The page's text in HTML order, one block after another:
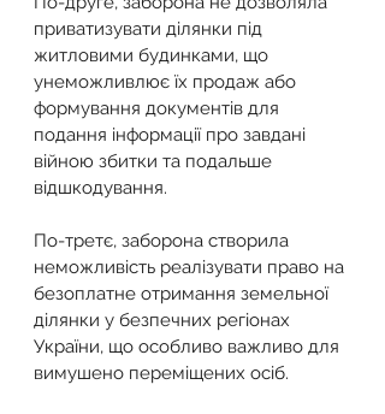
приватизувати ділянки під
житловими будинками, що
унеможливлює їх продаж або
формування документів для
подання інформації про завдані
війною збитки та подальше
відшкодування.
По-третє, заборона створила
неможливість реалізувати право на
безоплатне отримання земельної
ділянки у безпечних регіонах
України, що особливо важливо для
вимушено переміщених осіб.